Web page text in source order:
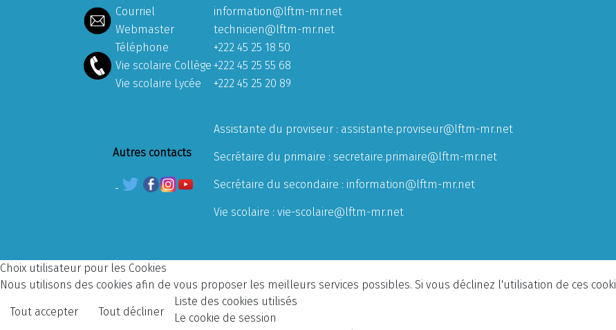
Courriel
information@lftm-mr.net
Webmaster
technicien@lftm-mr.net
Téléphone
+222 45 25 18 50
Vie scolaire Collège +222 45 25 55 68
Vie scolaire Lycée
+222 45 25 20 89
Autres contacts
Assistante du proviseur : assistante.proviseur@lftm-mr.net
Secrétaire du primaire : secretaire.primaire@lftm-mr.net
Secrétaire du secondaire : information@lftm-mr.net
Vie scolaire : vie-scolaire@lftm-mr.net
Choix utilisateur pour les Cookies
Nous utilisons des cookies afin de vous proposer les meilleurs services possibles. Si vous déclinez l'utilisation de ces
Tout accepter Tout décliner
Liste des cookies utilisés
Le cookie de session